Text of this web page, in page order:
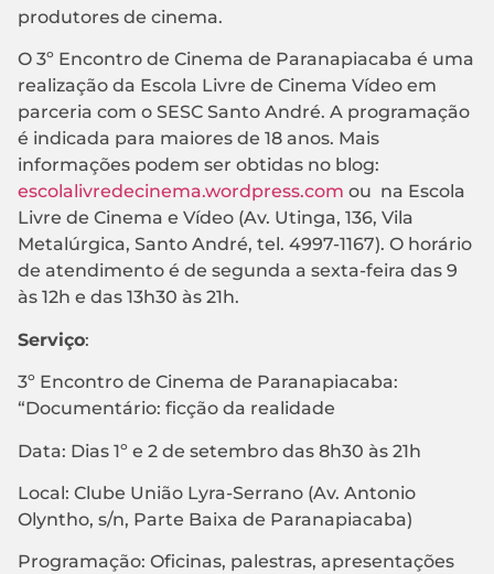
produtores de cinema.
O 3º Encontro de Cinema de Paranapiacaba é uma
realização da Escola Livre de Cinema Vídeo em
parceria com o SESC Santo André. A programação
é indicada para maiores de 18 anos. Mais
informações podem ser obtidas no blog:
escolalivredecinema.wordpress.com ou na Escola
Livre de Cinema e Vídeo (Av. Utinga, 136, Vila
Metalúrgica, Santo André, tel. 4997-1167). O horário
de atendimento é de segunda a sexta-feira das 9
às 12h e das 13h30 às 21h.
Serviço:
3º Encontro de Cinema de Paranapiacaba:
“Documentário: ficção da realidade
Data: Dias 1º e 2 de setembro das 8h30 às 21h
Local: Clube União Lyra-Serrano (Av. Antonio
Olyntho, s/n, Parte Baixa de Paranapiacaba)
Programação: Oficinas, palestras, apresentações